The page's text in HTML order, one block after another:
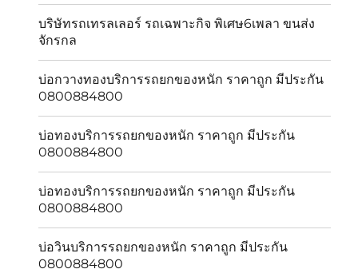
บริษัทรถเทรลเลอร์ รถเฉพาะกิจ พิเศษ6เพลา ขนส่ง
จักรกล
บ่อกวางทองบริการรถยกของหนัก ราคาถูก มีประกัน
0800884800
บ่อทองบริการรถยกของหนัก ราคาถูก มีประกัน
0800884800
บ่อทองบริการรถยกของหนัก ราคาถูก มีประกัน
0800884800
บ่อวินบริการรถยกของหนัก ราคาถูก มีประกัน
0800884800